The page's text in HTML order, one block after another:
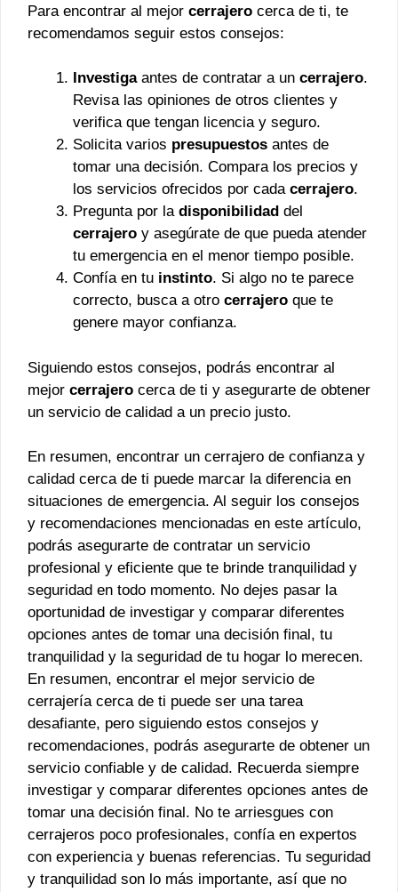
Para encontrar al mejor cerrajero cerca de ti, te
recomendamos seguir estos consejos:
Investigaantes de contratar a un cerrajero.
Revisa las opiniones de otros clientes y
verifica que tengan licencia y seguro.
Solicita varios presupuestos antes de
tomar una decisión. Compara los precios y
los servicios ofrecidos por cada cerrajero.
Pregunta por la disponibilidad del
cerrajero y asegúrate de que pueda atender
tu emergencia en el menor tiempo posible.
Confía en tu instinto. Si algo no te parece
correcto, busca a otro cerrajero que te
genere mayor confianza.
Siguiendo estos consejos, podrás encontrar al
mejor cerrajero cerca de ti y asegurarte de obtener
un servicio de calidad a un precio justo.
En resumen, encontrar un cerrajero de confianza y
calidad cerca de ti puede marcar la diferencia en
situaciones de emergencia. Al seguir los consejos
y recomendaciones mencionadas en este artículo,
podrás asegurarte de contratar un servicio
profesional y eficiente que te brinde tranquilidad y
seguridad en todo momento. No dejes pasar la
oportunidad de investigar y comparar diferentes
opciones antes de tomar una decisión final, tu
tranquilidad y la seguridad de tu hogar lo merecen.
En resumen, encontrar el mejor servicio de
cerrajería cerca de ti puede ser una tarea
desafiante, pero siguiendo estos consejos y
recomendaciones, podrás asegurarte de obtener un
servicio confiable y de calidad. Recuerda siempre
investigar y comparar diferentes opciones antes de
tomar una decisión final. No te arriesgues con
cerrajeros poco profesionales, confía en expertos
con experiencia y buenas referencias. Tu seguridad
y tranquilidad son lo más importante, así que no